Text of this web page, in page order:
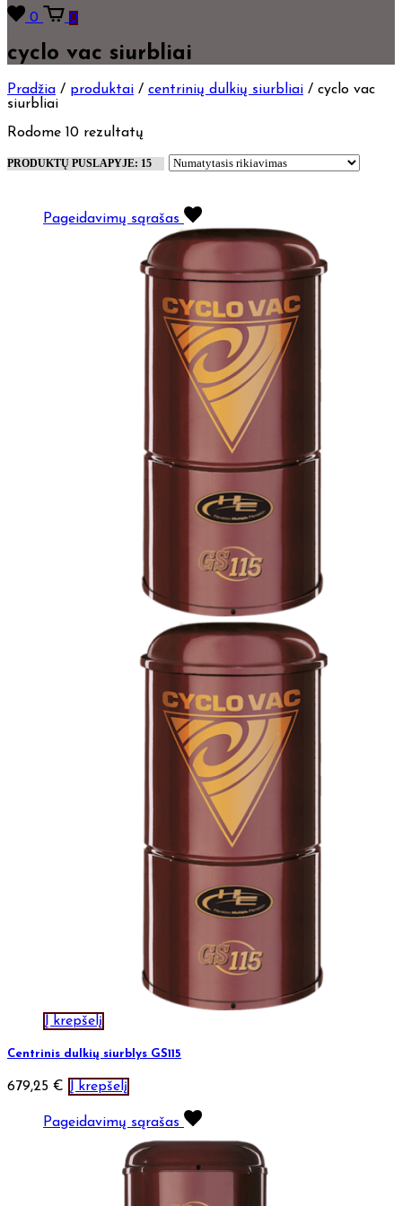
0 0
cyclo vac siurbliai
Pradžia / produktai / centrinių dulkių siurbliai / cyclo vac
siurbliai
Rodome 10 rezultatų
Pageidavimų sąrašas
Į krepšelį
Centrinis dulkių siurblys GS115
679,25 € Į krepšelį
Pageidavimų sąrašas